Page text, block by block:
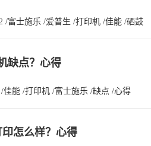
/富士施乐 /爱普生 /打印机 /佳能 /硒鼓
缺点？心得
/佳能 /打印机 /富士施乐 /缺点 /心得
怎么样？心得